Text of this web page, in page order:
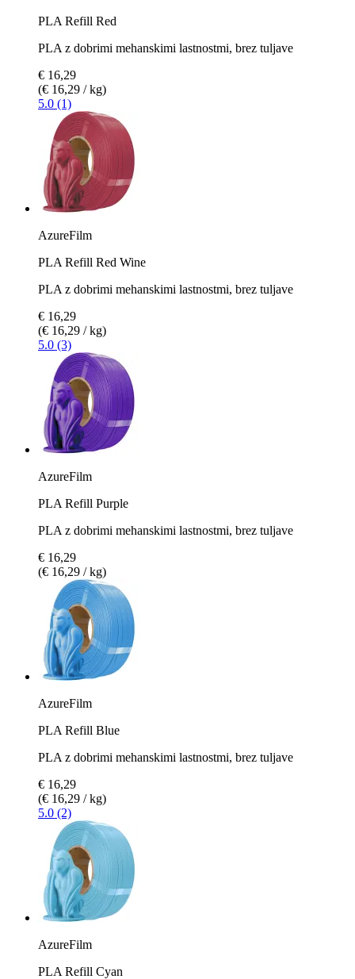
PLA Refill Red
PLA z dobrimi mehanskimi lastnostmi, brez tuljave
€ 16,29
(€ 16,29 / kg)
5.0 (1)
AzureFilm
PLA Refill Red Wine
PLA z dobrimi mehanskimi lastnostmi, brez tuljave
€ 16,29
(€ 16,29 / kg)
5.0 (3)
AzureFilm
PLA Refill Purple
PLA z dobrimi mehanskimi lastnostmi, brez tuljave
€ 16,29
(€ 16,29 / kg)
AzureFilm
PLA Refill Blue
PLA z dobrimi mehanskimi lastnostmi, brez tuljave
€ 16,29
(€ 16,29 / kg)
5.0 (2)
AzureFilm
PLA Refill Cyan